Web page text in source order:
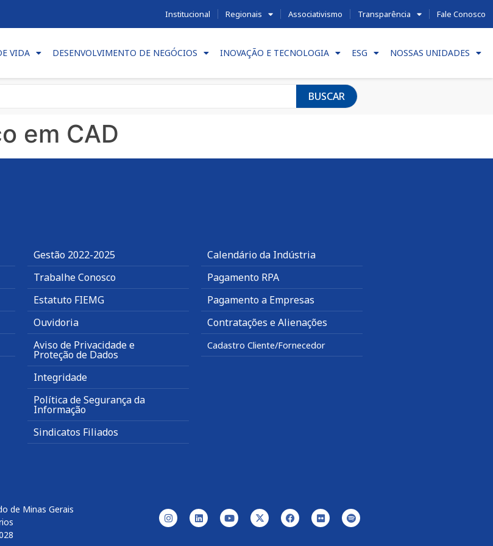
Institucional Regionais Associativismo Transparência Fale Conosco
VIDA DESENVOLVIMENTO DE NEGÓCIOS INOVAÇÃO E TECNOLOGIA ESG NOSSAS UNIDADES
BUSCAR
em CAD
Gestão 2022-2025
Trabalhe Conosco
Estatuto FIEMG
Ouvidoria
Aviso de Privacidade e
Proteção de Dados
Integridade
Política de Segurança da
Informação
Sindicatos Filiados
Calendário da Indústria
Pagamento RPA
Pagamento a Empresas
Contratações e Alienações
Cadastro Cliente/Fornecedor
de Minas Gerais